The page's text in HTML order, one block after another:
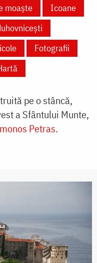
moaște
Icoane
Fotografii
pe o stâncă,
a Sfântului Munte,
Petras.